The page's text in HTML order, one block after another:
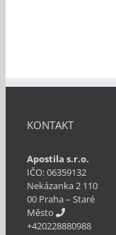
KONTAKT
Apostila s.r.o.
IČO: 06359132
Nekázanka 2 110
00 Praha – Staré
Město
+420228880988